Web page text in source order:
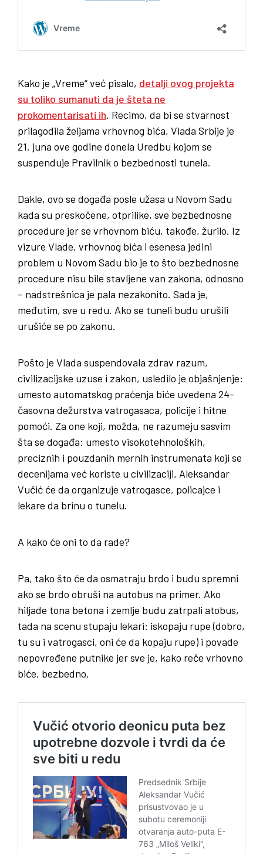
Kako je „Vreme“ već pisalo, detalji ovog projekta
su toliko sumanuti da je šteta ne
prokomentarisati ih. Recimo, da bi se stvarnost
prilagodila željama vrhovnog bića, Vlada Srbije je
21. juna ove godine donela Uredbu kojom se
suspenduje Pravilnik o bezbednosti tunela.
Dakle, ovo se događa posle užasa u Novom Sadu
kada su preskočene, otprilike, sve bezbednosne
procedure jer se vrhovnom biću, takođe, žurilo. Iz
vizure Vlade, vrhovnog bića i esenesa jedini
problem u Novom Sadu bio je to što bezbednosne
procedure nisu bile stavljene van zakona, odnosno
– nadstrešnica je pala nezakonito. Sada je,
međutim, sve u redu. Ako se tuneli budu urušili
urušiće se po zakonu.
Pošto je Vlada suspendovala zdrav razum,
civilizacijske uzuse i zakon, usledilo je objašnjenje:
umesto automatskog praćenja biće uvedena 24-
časovna dežurstva vatrogasaca, policije i hitne
pomoći. Za one koji, možda, ne razumeju sasvim
šta se događa: umesto visokotehnoloških,
preciznih i pouzdanih mernih instrumenata koji se
decenijama već koriste u civilizaciji, Aleksandar
Vučić će da organizuje vatrogasce, policajce i
lekare da brinu o tunelu.
A kako će oni to da rade?
Pa, tako što će da osmatraju brdo i budu spremni
ako se brdo obruši na autobus na primer. Ako
hiljade tona betona i zemlje budu zatrpali atobus,
tada na scenu stupaju lekari: iskopaju rupe (dobro,
tu su i vatrogasci, oni će da kopaju rupe) i povade
nepovređene putnike jer sve je, kako reče vrhovno
biće, bezbedno.